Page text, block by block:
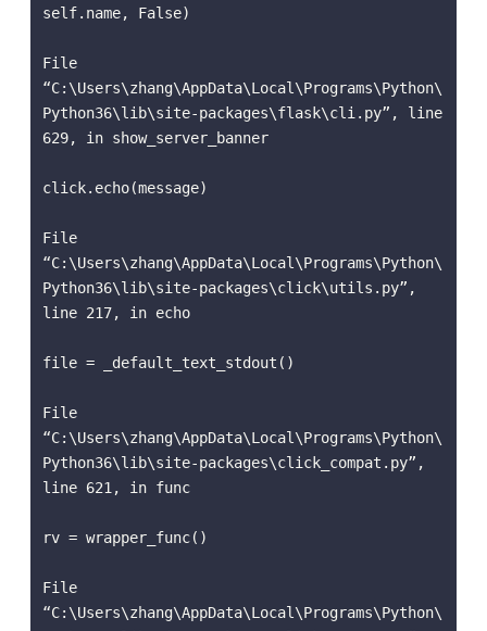
self.name, False)
File
“C:\Users\zhang\AppData\Local\Programs\Python\
Python36\lib\site-packages\flask\cli.py”, line
629, in show_server_banner
click.echo(message)
File
“C:\Users\zhang\AppData\Local\Programs\Python\
Python36\lib\site-packages\click\utils.py”,
line 217, in echo
file = _default_text_stdout()
File
“C:\Users\zhang\AppData\Local\Programs\Python\
Python36\lib\site-packages\click_compat.py”,
line 621, in func
rv = wrapper_func()
File
“C:\Users\zhang\AppData\Local\Programs\Python\